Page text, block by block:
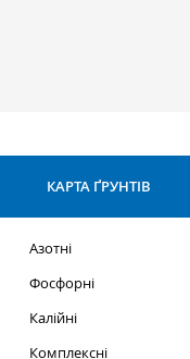
КАРТА ҐРУНТІВ
Азотні
Фосфорні
Калійні
Комплексні